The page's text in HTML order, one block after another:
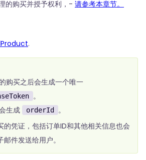
的购买并授予权利，- 请参考本章节。
.
购买之后会生成一个唯一
。
生成
orderId
。
的凭证，包括订单ID和其他相关信息也会
邮件发送给用户。